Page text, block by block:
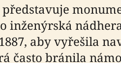
inženýrská
aby vyřešila
často bránila